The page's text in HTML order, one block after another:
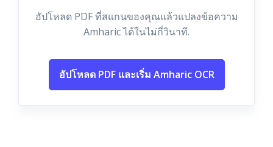
อัปโหลด PDF ที่สแกนของคุณแล้วแปลงข้อความ
Amharic ได้ในไม่กี่วินาที.
อัปโหลด PDF และเริ่ม Amharic OCR